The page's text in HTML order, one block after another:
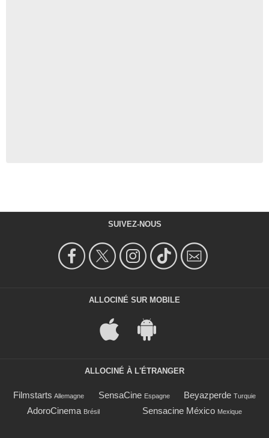
SUIVEZ-NOUS
ALLOCINÉ SUR MOBILE
ALLOCINÉ À L'ÉTRANGER
Filmstarts Allemagne SensaCine Espagne Beyazperde Turquie
AdoroCinema Brésil Sensacine México Mexique